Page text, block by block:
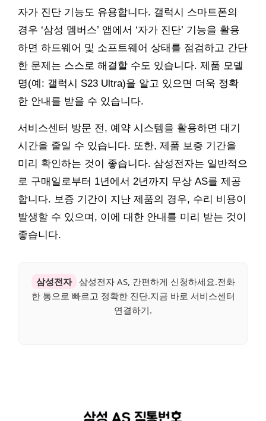
자가 진단 기능도 유용합니다. 갤럭시 스마트폰의
경우 ‘삼성 멤버스’ 앱에서 ‘자가 진단’ 기능을 활용
하면 하드웨어 및 소프트웨어 상태를 점검하고 간단
한 문제는 스스로 해결할 수도 있습니다. 제품 모델
명(예: 갤럭시 S23 Ultra)을 알고 있으면 더욱 정확
한 안내를 받을 수 있습니다.
서비스센터 방문 전, 예약 시스템을 활용하면 대기
시간을 줄일 수 있습니다. 또한, 제품 보증 기간을
미리 확인하는 것이 좋습니다. 삼성전자는 일반적으
로 구매일로부터 1년에서 2년까지 무상 AS를 제공
합니다. 보증 기간이 지난 제품의 경우, 수리 비용이
발생할 수 있으며, 이에 대한 안내를 미리 받는 것이
좋습니다.
삼성전자
삼성전자 AS, 간편하게 신청하세요.전화
한 통으로 빠르고 정확한 진단.지금 바로 서비스센터
연결하기.